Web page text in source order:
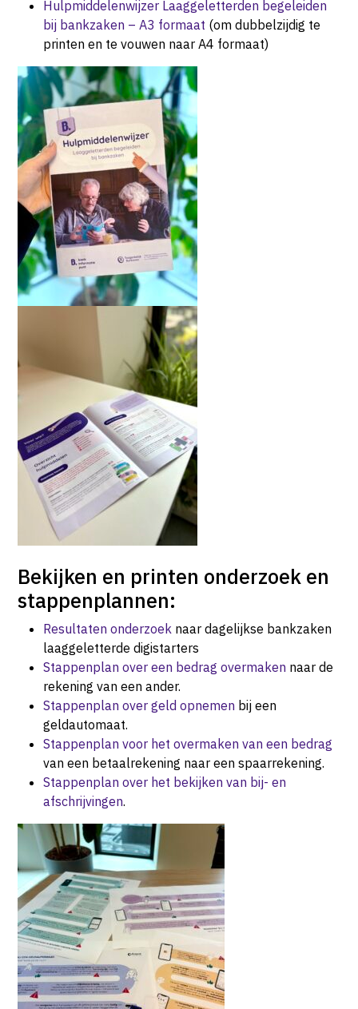
Hulpmiddelenwijzer Laaggeletterden begeleiden
bij bankzaken – A3 formaat (om dubbelzijdig te
printen en te vouwen naar A4 formaat)
Bekijken en printen onderzoek en
stappenplannen:
Resultaten onderzoek naar dagelijkse bankzaken
laaggeletterde digistarters
Stappenplan over een bedrag overmaken naar de
rekening van een ander.
Stappenplan over geld opnemen bij een
geldautomaat.
Stappenplan voor het overmaken van een bedrag
van een betaalrekening naar een spaarrekening.
Stappenplan over het bekijken van bij- en
afschrijvingen.